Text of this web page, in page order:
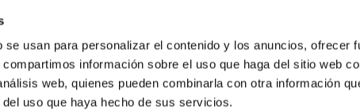
usan para personalizar el contenido y los anuncios, ofrecer
información sobre el uso que haga del sitio web
web, quienes pueden combinarla con otra información
uso que haya hecho de sus servicios.
-SERIE I-
H. NAVEGACIÓN -SERIE I-
NAVE COMBATE FEN...
H.